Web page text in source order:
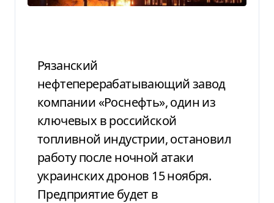
Рязанский
нефтеперерабатывающий завод
компании «Роснефть», один из
ключевых в российской
топливной индустрии, остановил
работу после ночной атаки
украинских дронов 15 ноября.
Предприятие будет в